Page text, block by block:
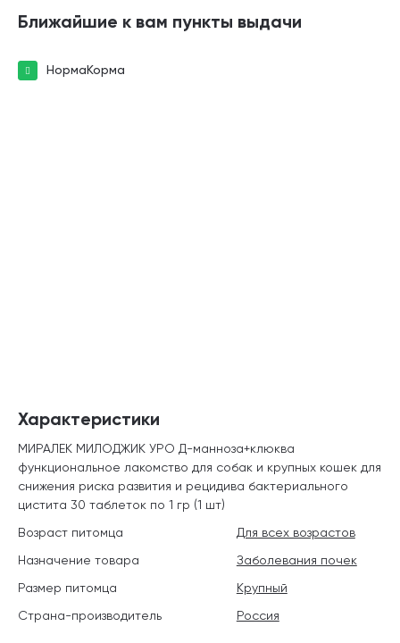
Ближайшие к вам пункты выдачи
НормаКорма
Характеристики
МИРАЛЕК МИЛОДЖИК УРО Д-манноза+клюква
функциональное лакомство для собак и крупных кошек для
снижения риска развития и рецидива бактериального
цистита 30 таблеток по 1 гр (1 шт)
Возраст питомца
Для всех возрастов
Назначение товара
Заболевания почек
Размер питомца
Крупный
Страна-производитель
Россия